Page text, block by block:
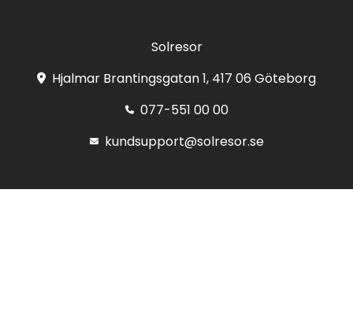
Solresor
Hjalmar Brantingsgatan 1, 417 06 Göteborg
077-551 00 00
kundsupport@solresor.se